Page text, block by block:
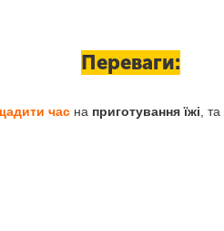
Переваги:
часна приготування їжі, та